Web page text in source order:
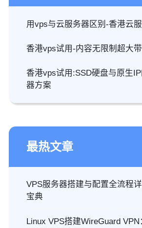
用vps与云服务器区别-香港云
香港vps试用-内容无限制超大
香港vps试用:SSD硬盘与原生
器方案
最热文章
VPS服务器搭建与配置全流程详
宝典
Linux VPS搭建WireGuard